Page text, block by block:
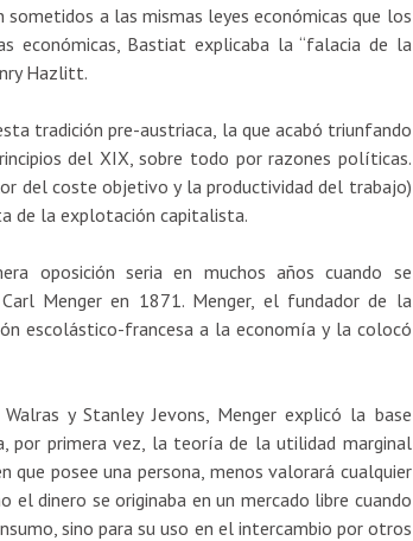
a las mismas leyes económicas que los
económicas, Bastiat explicaba la “falacia de la
Hazlitt.
tradición pre-austriaca, la que acabó triunfando
del XIX, sobre todo por razones políticas.
del coste objetivo y la productividad del trabajo)
de la explotación capitalista.
oposición seria en muchos años cuando se
Menger en 1871. Menger, el fundador de la
escolástico-francesa a la economía y la colocó
y Stanley Jevons, Menger explicó la base
por primera vez, la teoría de la utilidad marginal
que posee una persona, menos valorará cualquier
el dinero se originaba en un mercado libre cuando
sino para su uso en el intercambio por otros